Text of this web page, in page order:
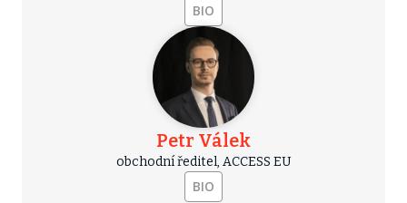
BIO
Petr Válek
obchodní ředitel, ACCESS EU
BIO